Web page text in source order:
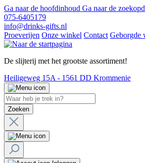
Ga naar de hoofdinhoud Ga naar de
075-6405179
info@drinks-gifts.nl
Proeverijen Onze winkel Contact Geborgde
De slijterij met het grootste assortiment!
Heiligeweg 15A - 1561 DD Krommenie
Zoeken